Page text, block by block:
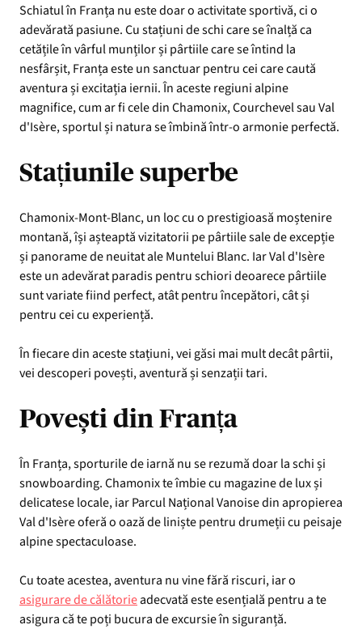
Schiatul în Franța nu este doar o activitate sportivă, ci o
adevărată pasiune. Cu stațiuni de schi care se înalță ca
cetățile în vârful munților și pârtiile care se întind la
nesfârșit, Franța este un sanctuar pentru cei care caută
aventura și excitația iernii. În aceste regiuni alpine
magnifice, cum ar fi cele din Chamonix, Courchevel sau Val
d'Isère, sportul și natura se îmbină într-o armonie perfectă.
Stațiunile superbe
Chamonix-Mont-Blanc, un loc cu o prestigioasă moștenire
montană, își așteaptă vizitatorii pe pârtiile sale de excepție
și panorame de neuitat ale Muntelui Blanc. Iar Val d'Isère
este un adevărat paradis pentru schiori deoarece pârtiile
sunt variate fiind perfect, atât pentru începători, cât și
pentru cei cu experiență.
În fiecare din aceste stațiuni, vei găsi mai mult decât pârtii,
vei descoperi povești, aventură și senzații tari.
Povești din Franța
În Franța, sporturile de iarnă nu se rezumă doar la schi și
snowboarding. Chamonix te îmbie cu magazine de lux și
delicatese locale, iar Parcul Național Vanoise din apropierea
Val d'Isère oferă o oază de liniște pentru drumeții cu peisaje
alpine spectaculoase.
Cu toate acestea, aventura nu vine fără riscuri, iar o
asigurare de călătorieadecvată este esențială pentru a te
asigura că te poți bucura de excursie în siguranță.